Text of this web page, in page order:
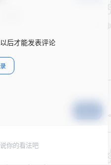
后才能发表评论
你的看法吧